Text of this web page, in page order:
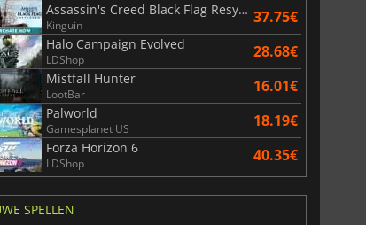
Assassin's Creed Black Flag Resynced
Kinguin 37.75€
Halo Campaign Evolved
LDShop 28.68€
Mistfall Hunter
LootBar 16.01€
Palworld
Gamesplanet US 18.19€
Forza Horizon 6
LDShop 40.35€
SPELLEN